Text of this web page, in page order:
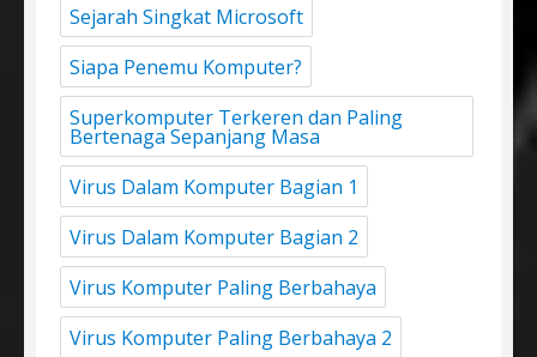
Sejarah Singkat Microsoft
Siapa Penemu Komputer?
Superkomputer Terkeren dan Paling
Bertenaga Sepanjang Masa
Virus Dalam Komputer Bagian 1
Virus Dalam Komputer Bagian 2
Virus Komputer Paling Berbahaya
Virus Komputer Paling Berbahaya 2